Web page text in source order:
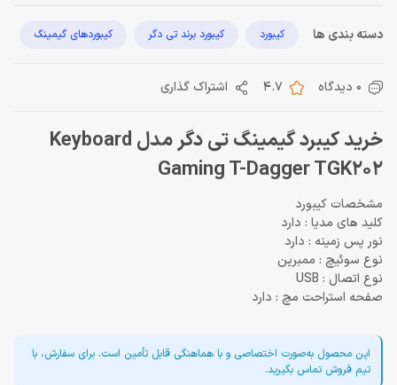
دسته بندی ها کیبورد کیبورد برند تی دگر کیبوردهای گیمینگ
0 دیدگاه 4.7 اشتراک گذاری
خرید کیبرد گیمینگ تی دگر مدل Keyboard
Gaming T-Dagger TGK202
مشخصات کیبورد
کلید های مدیا : دارد
نور پس زمینه : دارد
نوع سوئیچ : ممبرین
نوع اتصال : USB
صفحه استراحت مچ : دارد
این محصول به‌صورت اختصاصی و با هماهنگی قابل تأمین است. برای سفارش، با
تیم فروش تماس بگیرید.